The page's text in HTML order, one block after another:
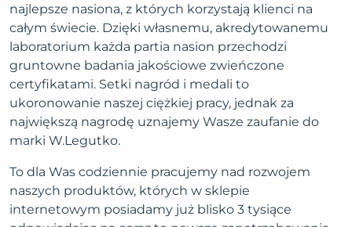
najlepsze nasiona, z których korzystają klienci na
całym świecie. Dzięki własnemu, akredytowanemu
laboratorium każda partia nasion przechodzi
gruntowne badania jakościowe zwieńczone
certyfikatami. Setki nagród i medali to
ukoronowanie naszej ciężkiej pracy, jednak za
największą nagrodę uznajemy Wasze zaufanie do
marki W.Legutko.
To dla Was codziennie pracujemy nad rozwojem
naszych produktów, których w sklepie
internetowym posiadamy już blisko 3 tysiące